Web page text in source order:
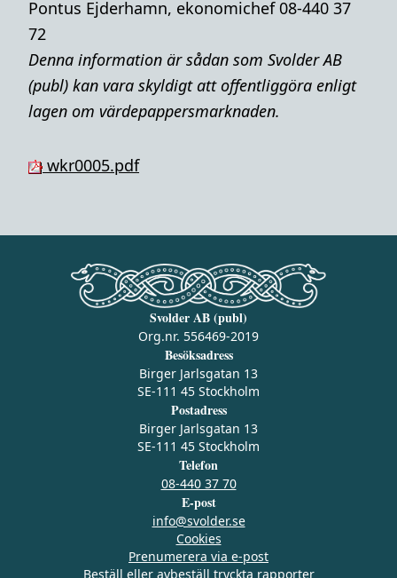
Pontus Ejderhamn, ekonomichef 08-440 37
72
Denna information är sådan som Svolder AB
(publ) kan vara skyldigt att offentliggöra enligt
lagen om värdepappersmarknaden.
wkr0005.pdf
Svolder AB (publ)
Org.nr. 556469-2019
Besöksadress
Birger Jarlsgatan 13
SE-111 45 Stockholm
Postadress
Birger Jarlsgatan 13
SE-111 45 Stockholm
Telefon
08-440 37 70
E-post
info@svolder.se
Cookies
Prenumerera via e‑post
Beställ eller avbeställ tryckta rapporter